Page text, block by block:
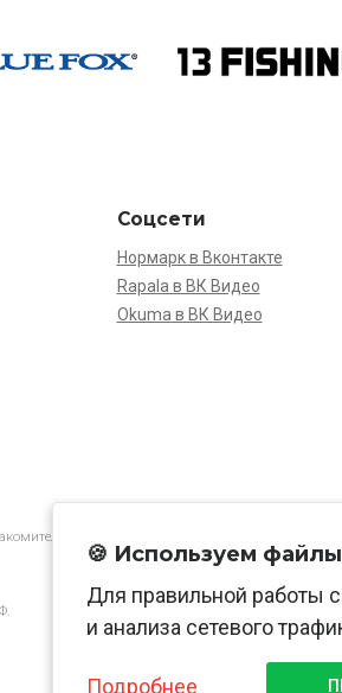
Соцсети
Нормарк в Вконтакте
Rapala в ВК Видео
Okuma в ВК Видео
🍪 Используем
Для правильной работы
и анализа сетевого
Подробнее